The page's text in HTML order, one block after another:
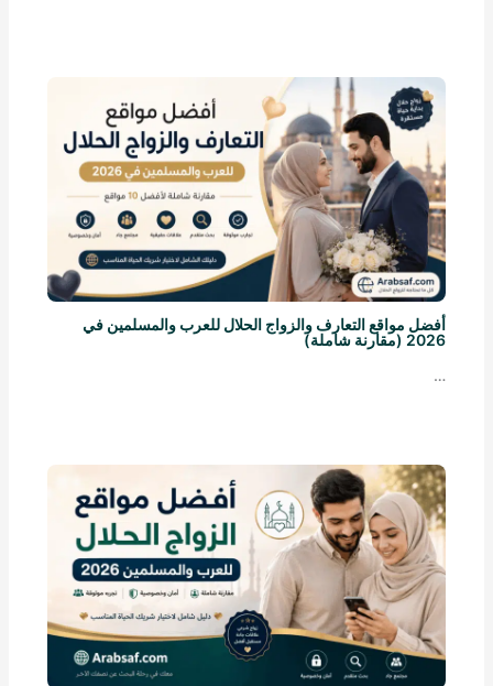
أفضل مواقع التعارف والزواج الحلال للعرب والمسلمين في
2026 (مقارنة شاملة)
…